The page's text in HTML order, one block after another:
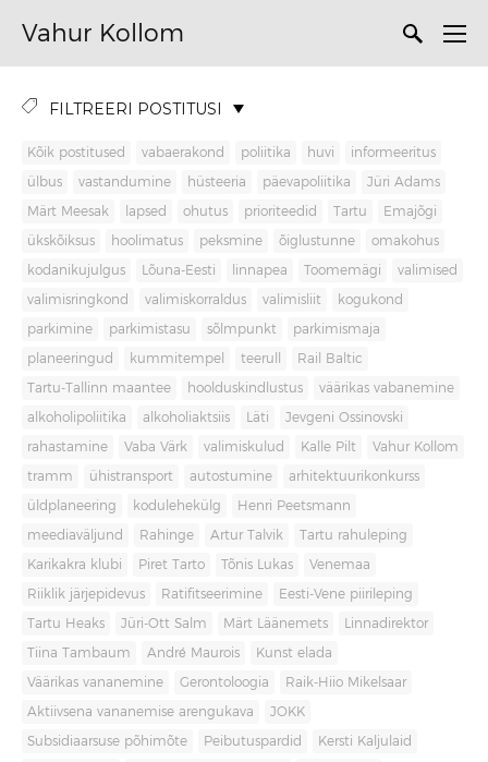
Vahur Kollom
FILTREERI POSTITUSI
Kõik postitused vabaerakond poliitika huvi informeeritus
ülbus vastandumine hüsteeria päevapoliitika Jüri Adams
Märt Meesak lapsed ohutus prioriteedid Tartu Emajõgi
ükskõiksus hoolimatus peksmine õiglustunne omakohus
kodanikujulgus Lõuna-Eesti linnapea Toomemägi valimised
valimisringkond valimiskorraldus valimisliit kogukond
parkimine parkimistasu sõlmpunkt parkimismaja
planeeringud kummitempel teerull Rail Baltic
Tartu-Tallinn maantee hoolduskindlustus väärikas vabanemine
alkoholipoliitika alkoholiaktsiis Läti Jevgeni Ossinovski
rahastamine Vaba Värk valimiskulud Kalle Pilt Vahur Kollom
tramm ühistransport autostumine arhitektuurikonkurss
üldplaneering kodulehekülg Henri Peetsmann
meediaväljund Rahinge Artur Talvik Tartu rahuleping
Karikakra klubi Piret Tarto Tõnis Lukas Venemaa
Riiklik järjepidevus Ratifitseerimine Eesti-Vene piirileping
Tartu Heaks Jüri-Ott Salm Märt Läänemets Linnadirektor
Tiina Tambaum André Maurois Kunst elada
Väärikas vananemine Gerontoloogia Raik-Hiio Mikelsaar
Aktiivsena vananemise arengukava JOKK
Subsidiaarsuse põhimõte Peibutuspardid Kersti Kaljulaid